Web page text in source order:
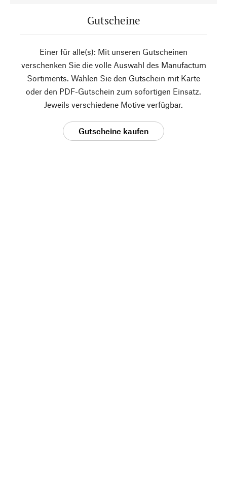
Gutscheine
Einer für alle(s): Mit unseren Gutscheinen
verschenken Sie die volle Auswahl des Manufactum
Sortiments. Wählen Sie den Gutschein mit Karte
oder den PDF-Gutschein zum sofortigen Einsatz.
Jeweils verschiedene Motive verfügbar.
Gutscheine kaufen